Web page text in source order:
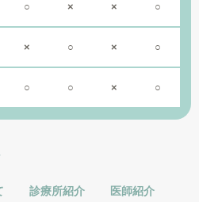
診療所紹介
医師紹介
○ × × ○
× ○ × ○
○ ○ × ○